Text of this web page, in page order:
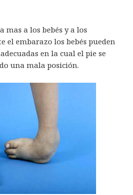
mas a los bebés y a los
el embarazo los bebés pueden
en la cual el pie se
una mala posición.